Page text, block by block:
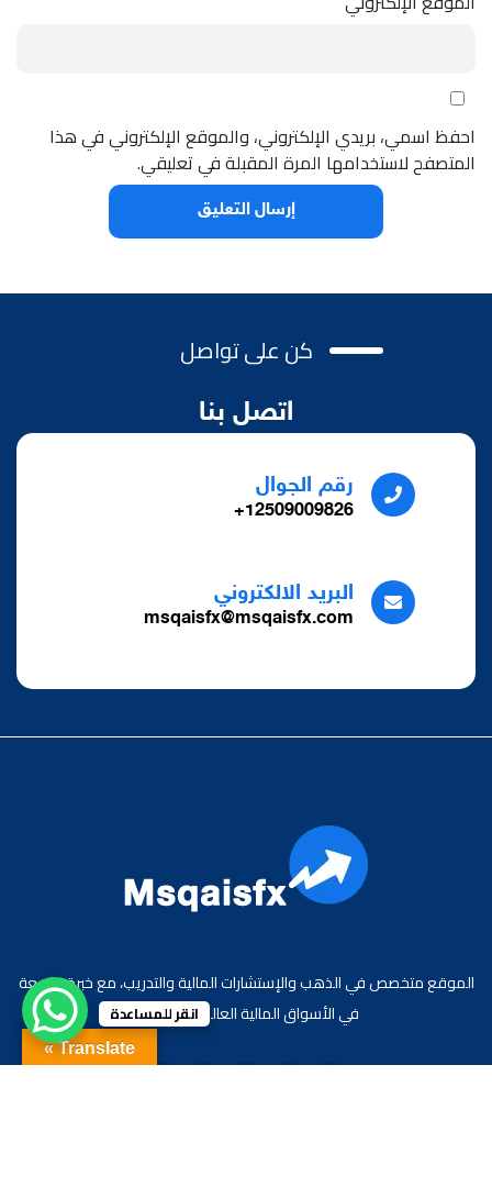
احفظ اسمي، بريدي الإلكتروني، والموقع الإلكتروني في هذا
المتصفح لاستخدامها المرة المقبلة في تعليقي.
كن على تواصل
اتصل بنا
رقم الجوال
12509009826+
البريد الالكتروني
msqaisfx@msqaisfx.com
الموقع متخصص في الذهب والإستشارات المالية والتدريب، مع خبرة واسعة
في الأسواق المالية العالمية والعربية.
Translate »
انقر للمساعدة